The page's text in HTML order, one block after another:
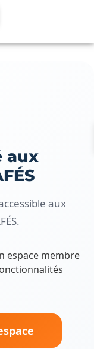
aux
aux
espace membre